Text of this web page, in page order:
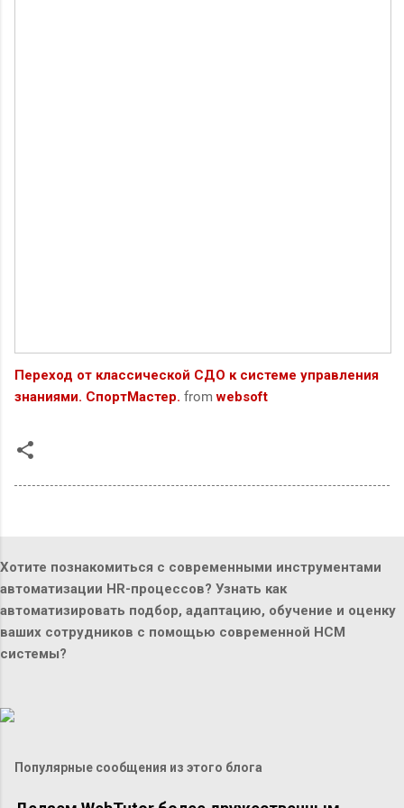
Переход от классической СДО к системе управления
знаниями. СпортМастер. fromwebsoft
Хотите познакомиться с современными инструментами
автоматизации HR-процессов? Узнать как
автоматизировать подбор, адаптацию, обучение и оценку
ваших сотрудников с помощью современной HCM
системы?
Популярные сообщения из этого блога